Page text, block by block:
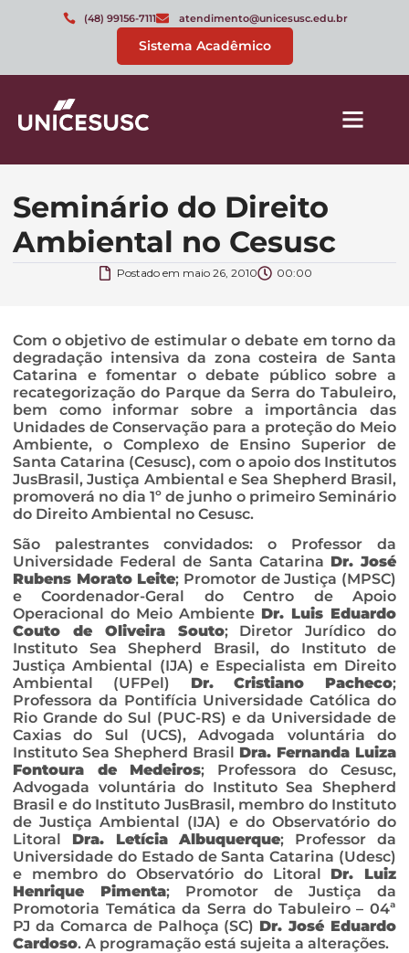
(48) 99156-7111 atendimento@unicesusc.edu.br
Sistema Acadêmico
Seminário do Direito
Ambiental no Cesusc
Postado em maio 26, 2010 00:00
Com o objetivo de estimular o debate em torno da
degradação intensiva da zona costeira de Santa
Catarina e fomentar o debate público sobre a
recategorização do Parque da Serra do Tabuleiro,
bem como informar sobre a importância das
Unidades de Conservação para a proteção do Meio
Ambiente, o Complexo de Ensino Superior de
Santa Catarina (Cesusc), com o apoio dos Institutos
JusBrasil, Justiça Ambiental e Sea Shepherd Brasil,
promoverá no dia 1º de junho o primeiro Seminário
do Direito Ambiental no Cesusc.
São palestrantes convidados: o Professor da
Universidade Federal de Santa Catarina Dr. José
Rubens Morato Leite; Promotor de Justiça (MPSC)
e Coordenador-Geral do Centro de Apoio
Operacional do Meio Ambiente Dr. Luis Eduardo
Couto de Oliveira Souto; Diretor Jurídico do
Instituto Sea Shepherd Brasil, do Instituto de
Justiça Ambiental (IJA) e Especialista em Direito
Ambiental (UFPel) Dr. Cristiano Pacheco;
Professora da Pontifícia Universidade Católica do
Rio Grande do Sul (PUC-RS) e da Universidade de
Caxias do Sul (UCS), Advogada voluntária do
Instituto Sea Shepherd Brasil Dra. Fernanda Luiza
Fontoura de Medeiros; Professora do Cesusc,
Advogada voluntária do Instituto Sea Shepherd
Brasil e do Instituto JusBrasil, membro do Instituto
de Justiça Ambiental (IJA) e do Observatório do
Litoral Dra. Letícia Albuquerque; Professor da
Universidade do Estado de Santa Catarina (Udesc)
e membro do Observatório do Litoral Dr. Luiz
Henrique Pimenta; Promotor de Justiça da
Promotoria Temática da Serra do Tabuleiro – 04ª
PJ da Comarca de Palhoça (SC) Dr. José Eduardo
Cardoso. A programação está sujeita a alterações.